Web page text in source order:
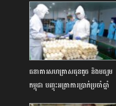
ធនាគារសហគ្រាសធុនតូច និងមធ្យម
កម្ពុជា ​​បញ្ចុះអត្រាការប្រាក់ប្រចាំឆ្នាំ